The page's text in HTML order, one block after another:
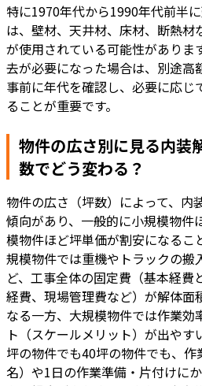
特に1970年代から1990年代前半
は、壁材、天井材、床材、断熱材
が使用されている可能性がありま
去が必要になった場合は、別途高
事前に年代を確認し、必要に応じ
ることが重要です。
物件の広さ別に見る内装
数でどう変わる？
物件の広さ（坪数）によって、内
傾向があり、一般的に小規模物件
模物件ほど坪単価が割安になるこ
規模物件では重機やトラックの搬
ど、工事全体の固定費（基本経
経費、現場管理費など）が解体面
なる一方、大規模物件では作業効
ト（スケールメリット）が出や
坪の物件でも40坪の物件でも、
名）や1日の作業準備・片付けに